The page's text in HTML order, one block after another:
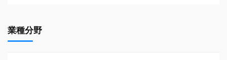
業種分野